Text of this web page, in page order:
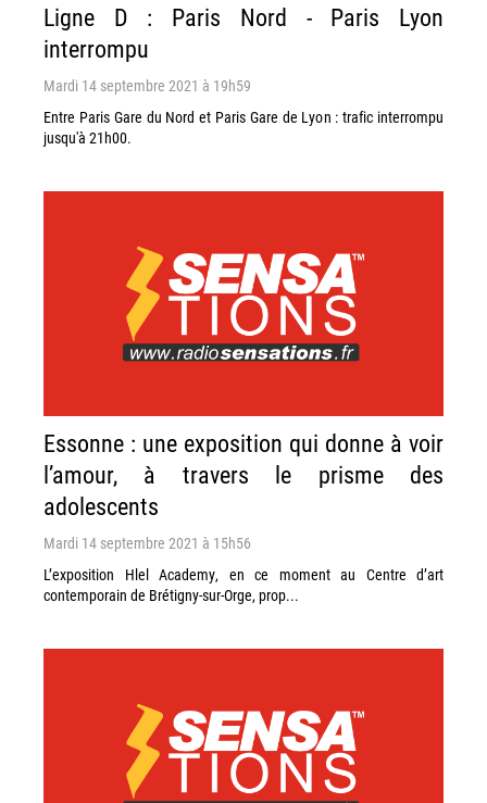
Ligne D : Paris Nord - Paris Lyon
interrompu
Mardi 14 septembre 2021 à 19h59
Entre Paris Gare du Nord et Paris Gare de Lyon : trafic interrompu
jusqu'à 21h00.
Essonne : une exposition qui donne à voir
l’amour, à travers le prisme des
adolescents
Mardi 14 septembre 2021 à 15h56
L’exposition Hlel Academy, en ce moment au Centre d’art
contemporain de Brétigny-sur-Orge, prop...